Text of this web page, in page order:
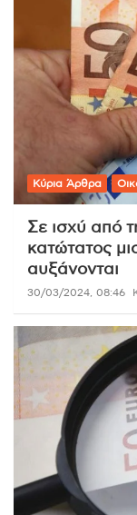
Κύρια Άρθρα
Σε ισχύ από
κατώτατος
αυξάνονται
30/03/2024, 08:46